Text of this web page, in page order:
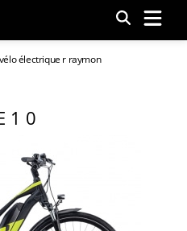
Menu
vélo électrique r raymon
1 0